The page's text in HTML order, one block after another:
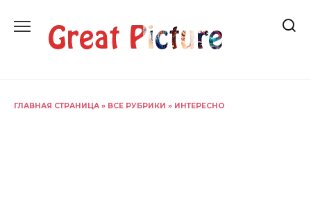
содержанию
ГЛАВНАЯ СТРАНИЦА » ВСЕ РУБРИКИ » ИНТЕРЕСНО